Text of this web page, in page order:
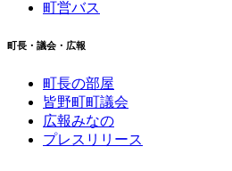
町営バス
町長・議会・広報
町長の部屋
皆野町町議会
広報みなの
プレスリリース